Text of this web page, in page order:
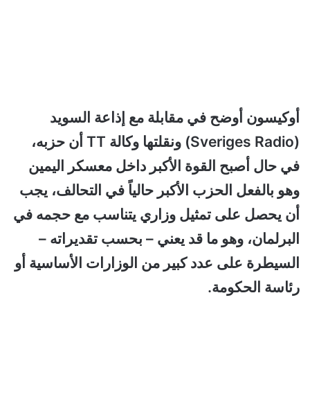
أوكيسون أوضح في مقابلة مع إذاعة السويد
(Sveriges Radio) ونقلتها وكالة TT أن حزبه،
في حال أصبح القوة الأكبر داخل معسكر اليمين
وهو بالفعل الحزب الأكبر حالياً في التحالف، يجب
أن يحصل على تمثيل وزاري يتناسب مع حجمه في
البرلمان، وهو ما قد يعني – بحسب تقديراته –
السيطرة على عدد كبير من الوزارات الأساسية أو
رئاسة الحكومة.